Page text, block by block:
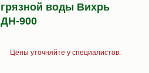
грязной воды Вихрь
ДН-900
Цены уточняйте у специалистов.